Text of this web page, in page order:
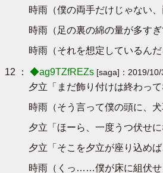
時雨（僕の両手だけじゃない
時雨（足の裏の綿の量が多す
時雨（それを想定しているん
12 ： ◆ag9TZfREZs [saga]：2019/
夕立「まだ飾り付けは終わっ
時雨（そう言って僕の頭に、
夕立「ほーら、一度うつ伏せ
夕立「そこを夕立が座り込め
時雨（くっ……僕が床に組伏